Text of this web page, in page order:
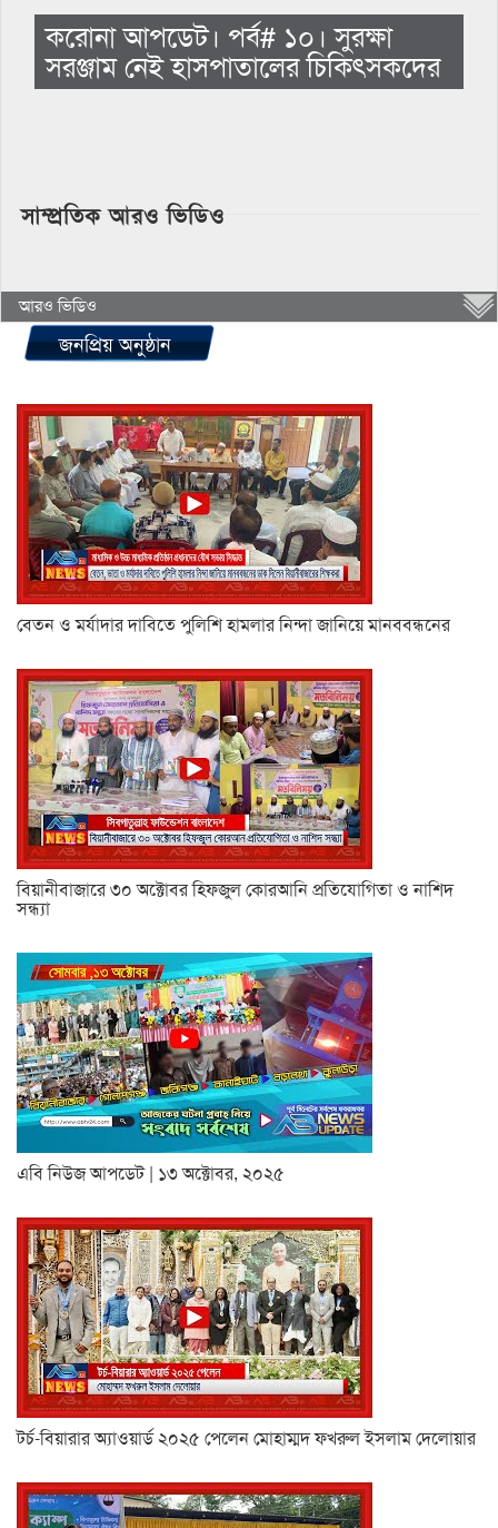
করোনা আপডেট। পর্ব# ১০। সুরক্ষা
সরঞ্জাম নেই হাসপাতালের চিকিৎসকদের
সাম্প্রতিক আরও ভিডিও
আরও ভিডিও
জনপ্রিয় অনুষ্ঠান
বেতন ও মর্যাদার দাবিতে পুলিশি হামলার নিন্দা জানিয়ে মানববন্ধনের
বিয়ানীবাজারে ৩০ অক্টোবর হিফজুল কোরআনি প্রতিযোগিতা ও নাশিদ
সন্ধ্যা
এবি নিউজ আপডেট | ১৩ অক্টোবর, ২০২৫
টর্চ-বিয়ারার অ্যাওয়ার্ড ২০২৫ পেলেন মোহাম্মদ ফখরুল ইসলাম দেলোয়ার